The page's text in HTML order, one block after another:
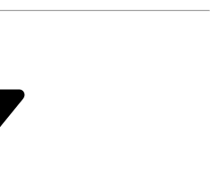
отсутствуют